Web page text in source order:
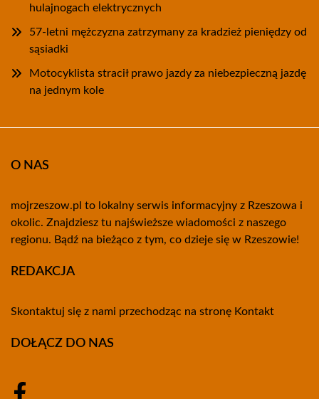
hulajnogach elektrycznych
57-letni mężczyzna zatrzymany za kradzież pieniędzy od
sąsiadki
Motocyklista stracił prawo jazdy za niebezpieczną jazdę
na jednym kole
O NAS
mojrzeszow.pl to lokalny serwis informacyjny z Rzeszowa i
okolic. Znajdziesz tu najświeższe wiadomości z naszego
regionu. Bądź na bieżąco z tym, co dzieje się w Rzeszowie!
REDAKCJA
Skontaktuj się z nami przechodząc na stronę Kontakt
DOŁĄCZ DO NAS